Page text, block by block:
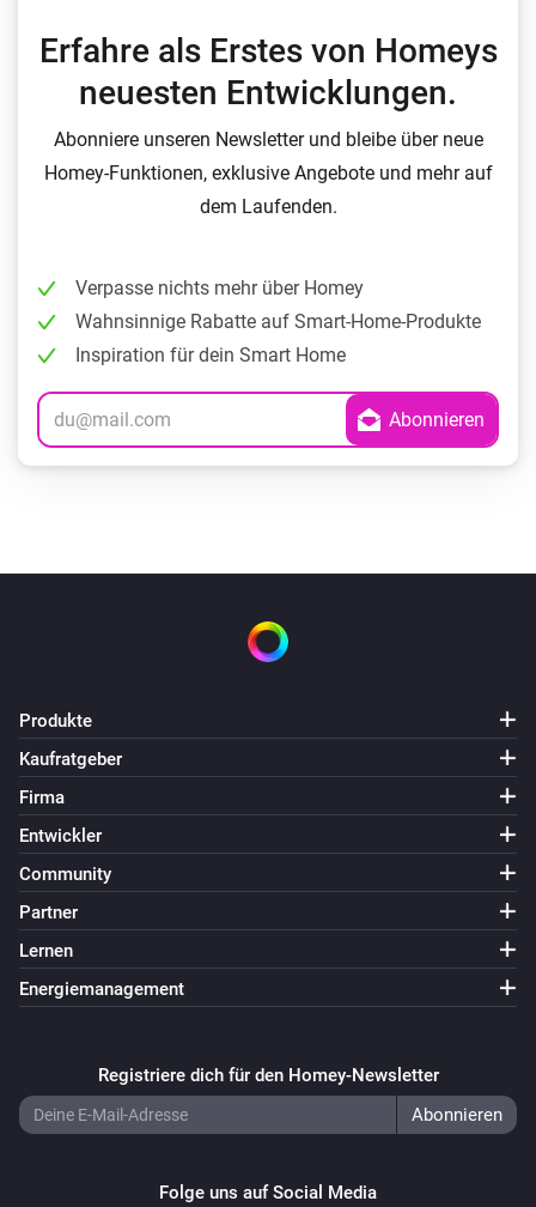
Erfahre als Erstes von Homeys
neuesten Entwicklungen.
Abonniere unseren Newsletter und bleibe über neue
Homey-Funktionen, exklusive Angebote und mehr auf
dem Laufenden.
Verpasse nichts mehr über Homey
Wahnsinnige Rabatte auf Smart-Home-Produkte
Inspiration für dein Smart Home
Produkte
Kaufratgeber
Firma
Entwickler
Community
Partner
Lernen
Energiemanagement
Registriere dich für den Homey-Newsletter
Folge uns auf Social Media